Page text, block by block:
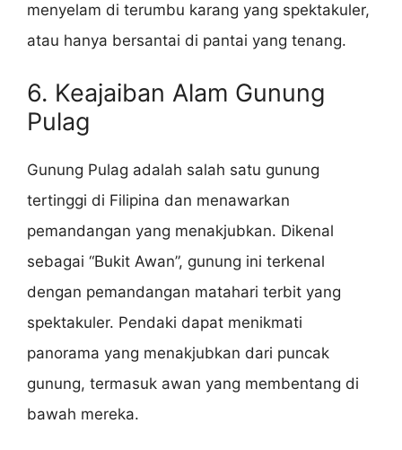
menyelam di terumbu karang yang spektakuler,
atau hanya bersantai di pantai yang tenang.
6. Keajaiban Alam Gunung
Pulag
Gunung Pulag adalah salah satu gunung
tertinggi di Filipina dan menawarkan
pemandangan yang menakjubkan. Dikenal
sebagai “Bukit Awan”, gunung ini terkenal
dengan pemandangan matahari terbit yang
spektakuler. Pendaki dapat menikmati
panorama yang menakjubkan dari puncak
gunung, termasuk awan yang membentang di
bawah mereka.